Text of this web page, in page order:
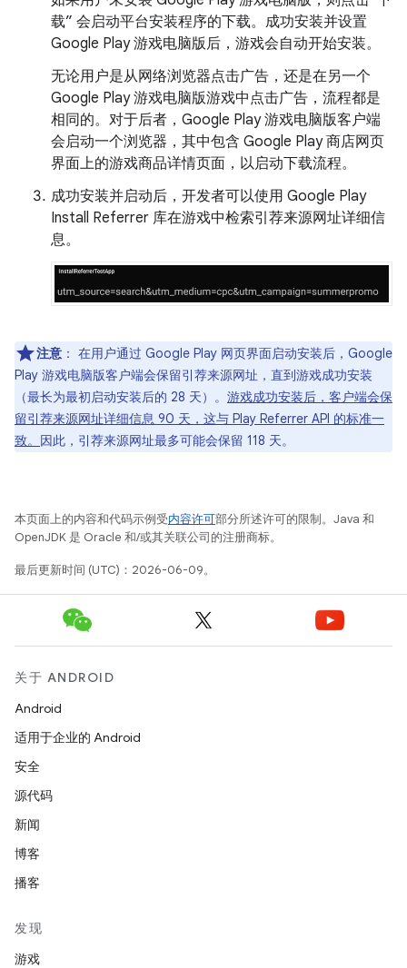
载” 会启动平台安装程序的下载。成功安装并设置
Google Play 游戏电脑版后，游戏会自动开始安装。
无论用户是从网络浏览器点击广告，还是在另一个
Google Play 游戏电脑版游戏中点击广告，流程都是
相同的。对于后者，Google Play 游戏电脑版客户端
会启动一个浏览器，其中包含 Google Play 商店网页
界面上的游戏商品详情页面，以启动下载流程。
成功安装并启动后，开发者可以使用 Google Play
Install Referrer 库在游戏中检索引荐来源网址详细信
息。
注意 ： 在用户通过 Google Play 网页界面启动安装后，Google
Play 游戏电脑版客户端会保留引荐来源网址，直到游戏成功安装
（最长为最初启动安装后的 28 天）。 游戏成功安装后，客户端会保
留引荐来源网址详细信息 90 天，这与 Play Referrer API 的标准一
致。 因此，引荐来源网址最多可能会保留 118 天。
本页面上的内容和代码示例受内容许可部分所述许可的限制。Java 和
OpenJDK 是 Oracle 和/或其关联公司的注册商标。
最后更新时间 (UTC)：2026-06-09。
关于 ANDROID
Android
适用于企业的 Android
安全
源代码
新闻
博客
播客
发现
游戏